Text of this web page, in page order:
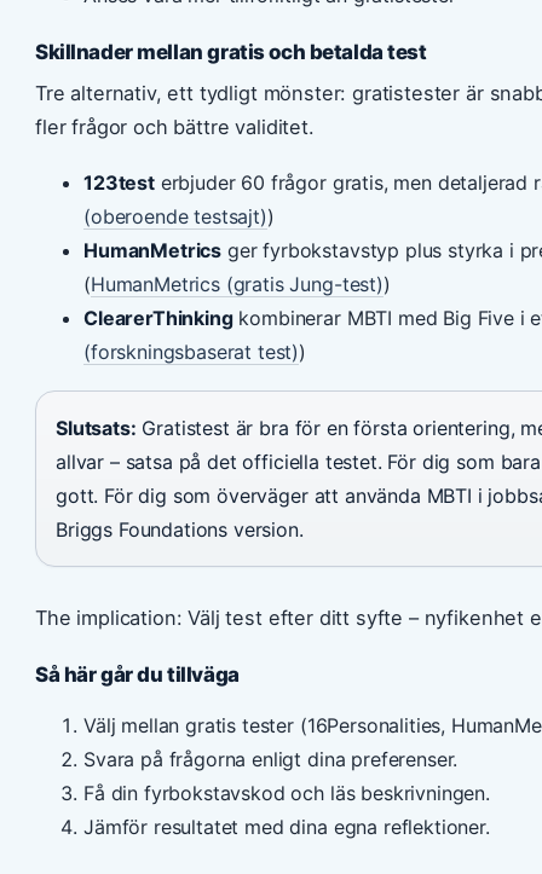
Skillnader mellan gratis och betalda test
Tre alternativ, ett tydligt mönster: gratistester är
fler frågor och bättre validitet.
123testerbjuder 60 frågor gratis, men detaljerad
(oberoende testsajt))
HumanMetrics ger fyrbokstavstyp plus styrka i
(HumanMetrics (gratis Jung-test))
ClearerThinkingkombinerar MBTI med Big Five i
(forskningsbaserat test))
Slutsats: Gratistest är bra för en första orientering,
allvar – satsa på det officiella testet. För dig som
gott. För dig som överväger att använda MBTI i
Briggs Foundations version.
The implication: Välj test efter ditt syfte – nyfikenhet
Så här går du tillväga
Välj mellan gratis tester (16Personalities,
Svara på frågorna enligt dina preferenser.
Få din fyrbokstavskod och läs beskrivningen.
Jämför resultatet med dina egna reflektioner.